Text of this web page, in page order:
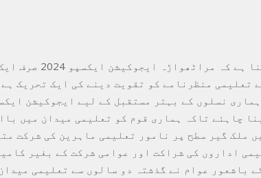
ایکسپو کے ذمہ داروں کا کہنا ہے کہ
تعلیمی منظرنامے کو تقویت دینے کی ایک تحریک
نسلوں کے بہتر مستقبل کے لیے ایجوکیشن
چاہئے تاکہ ہماری قوم کو تعلیمی میدان میں
ملک گیر سطح پر نامور تعلیمی ماہرین کی شرکت
اداروں کی شراکت اور عوامی شرکت کے بغیر
باشعور عوام نے گذشتہ دو سالوں سے تعلیمی